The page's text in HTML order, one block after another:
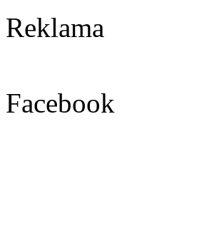
Reklama
Facebook